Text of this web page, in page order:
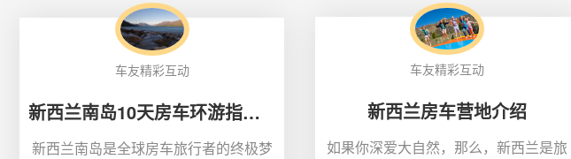
车友精彩互动
新西兰南岛10天房车环游指南：从基督城到皇后镇的终极路线
新西兰南岛是全球房车旅行者的终极梦
车友精彩互动
新西兰房车营地介绍
如果你深爱大自然，那么，新西兰是旅